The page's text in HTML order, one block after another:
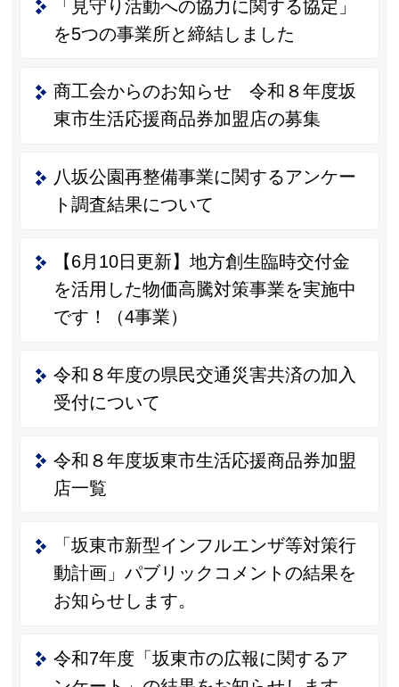
「見守り活動への協力に関する協定」
を5つの事業所と締結しました
商工会からのお知らせ 令和８年度坂
東市生活応援商品券加盟店の募集
八坂公園再整備事業に関するアンケー
ト調査結果について
【6月10日更新】地方創生臨時交付金
を活用した物価高騰対策事業を実施中
です！（4事業）
令和８年度の県民交通災害共済の加入
受付について
令和８年度坂東市生活応援商品券加盟
店一覧
「坂東市新型インフルエンザ等対策行
動計画」パブリックコメントの結果を
お知らせします。
令和7年度「坂東市の広報に関するア